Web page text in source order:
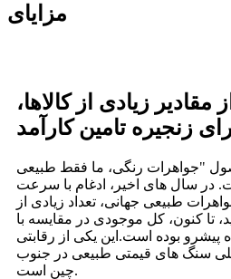
مزایای
زیادی از کالاها،
"جواهرات رنگی، ما فقط طبیعی
در سال های اخیر، ادغام با سرعت
طبیعی جهانی، تعداد زیادی از
تا کنون، کل موجودی در مقایسه با
پیشرو بوده است.این یکی از رقابتی
سنگ های قیمتی طبیعی در جنوب
چین است.